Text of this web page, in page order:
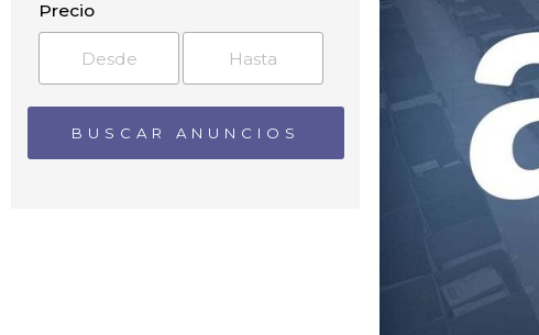
Bunyola
Caimari
Cala Blanca
Cala Blava
Cala Bona
Cala de Portinatx
Cala Ferrera
Precio